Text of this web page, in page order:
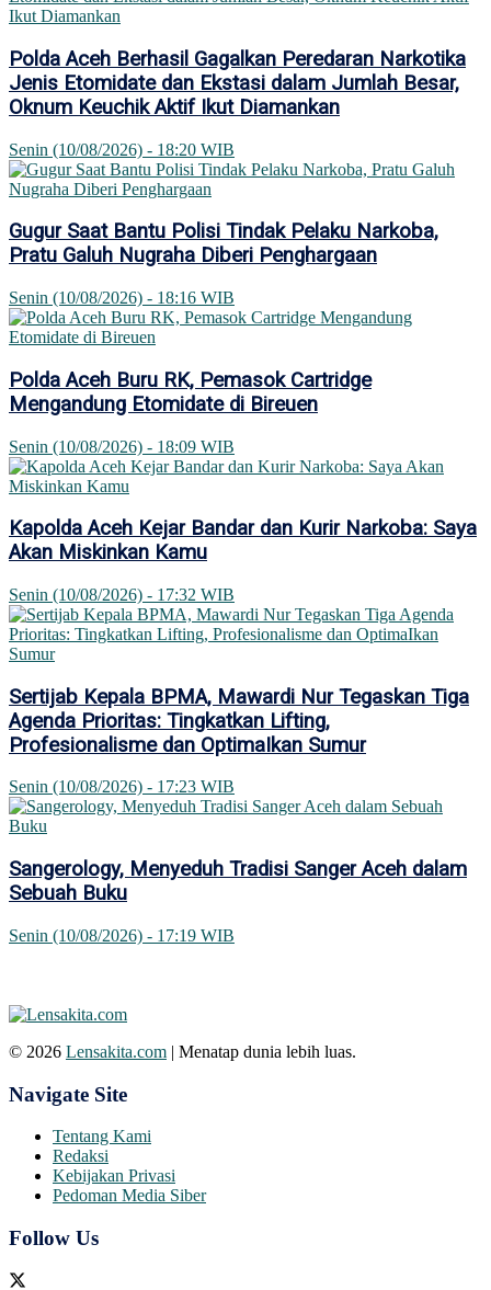
Polda Aceh Berhasil Gagalkan Peredaran Narkotika
Jenis Etomidate dan Ekstasi dalam Jumlah Besar,
Oknum Keuchik Aktif Ikut Diamankan
Senin (10/08/2026) - 18:20 WIB
Gugur Saat Bantu Polisi Tindak Pelaku Narkoba,
Pratu Galuh Nugraha Diberi Penghargaan
Senin (10/08/2026) - 18:16 WIB
Polda Aceh Buru RK, Pemasok Cartridge
Mengandung Etomidate di Bireuen
Senin (10/08/2026) - 18:09 WIB
Kapolda Aceh Kejar Bandar dan Kurir Narkoba: Saya
Akan Miskinkan Kamu
Senin (10/08/2026) - 17:32 WIB
Sertijab Kepala BPMA, Mawardi Nur Tegaskan Tiga
Agenda Prioritas: Tingkatkan Lifting,
Profesionalisme dan OptimaIkan Sumur
Senin (10/08/2026) - 17:23 WIB
Sangerology, Menyeduh Tradisi Sanger Aceh dalam
Sebuah Buku
Senin (10/08/2026) - 17:19 WIB
© 2026 Lensakita.com | Menatap dunia lebih luas.
Navigate Site
Tentang Kami
Redaksi
Kebijakan Privasi
Pedoman Media Siber
Follow Us